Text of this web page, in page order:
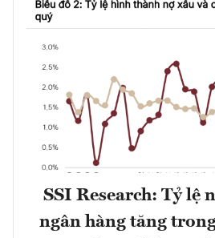
SSI Research: Tỷ lệ
ngân hàng tăng